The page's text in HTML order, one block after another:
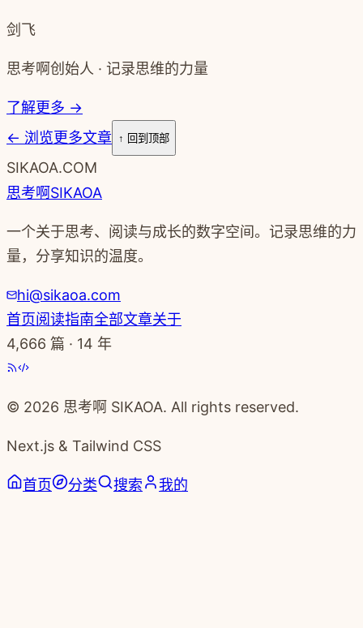
剑飞
思考啊创始人 · 记录思维的力量
了解更多 →
← 浏览更多文章 ↑ 回到顶部
SIKAOA.COM
思考啊SIKAOA
一个关于思考、阅读与成长的数字空间。记录思维的力
量，分享知识的温度。
hi@sikaoa.com
首页阅读指南全部文章关于
4,666 篇 · 14 年
© 2026 思考啊 SIKAOA. All rights reserved.
Next.js & Tailwind CSS
首页 分类 搜索 我的